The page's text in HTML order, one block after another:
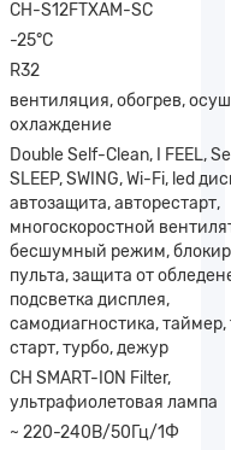
CH-S12FTXAM-SC
-25°С
R32
вентиляция, обогрев,
охлаждение
Double Self-Clean, I FEEL,
SLEEP, SWING, Wi-Fi, led
автозащита, авторестарт,
многоскоростной
бесшумный режим,
пульта, защита от
подсветка дисплея,
самодиагностика,
старт, турбо, дежур
CH SMART-ION Filter,
ультрафиолетовая лампа
~ 220-240В/50Гц/1Ф